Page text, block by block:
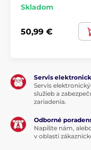
Skladom
50,99 €
Servis
Servis
služieb a
zariadenia.
Odborné
Napíšte nám,
v oblasti